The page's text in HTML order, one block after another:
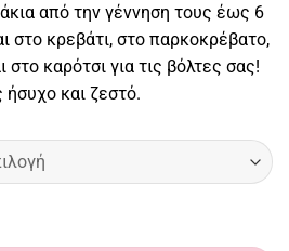
από την γέννηση τους έως 6
στο κρεβάτι, στο παρκοκρέβατο,
καρότσι για τις βόλτες σας!
και ζεστό.